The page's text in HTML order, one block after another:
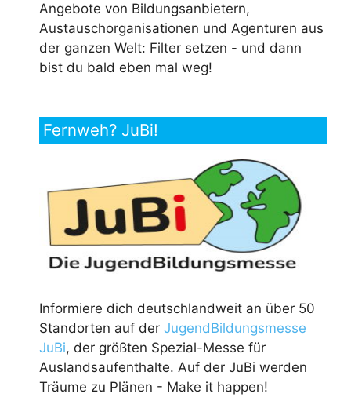
Angebote von Bildungsanbietern,
Austauschorganisationen und Agenturen aus
der ganzen Welt: Filter setzen - und dann
bist du bald eben mal weg!
Fernweh? JuBi!
Informiere dich deutschlandweit an über 50
Standorten auf der JugendBildungsmesse
JuBi, der größten Spezial-Messe für
Auslandsaufenthalte. Auf der JuBi werden
Träume zu Plänen - Make it happen!